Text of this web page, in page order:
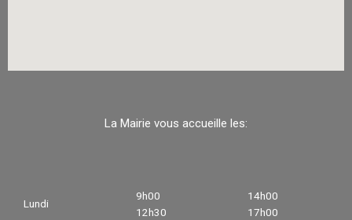
La Mairie vous accueille les:
Lundi
9h00
12h30
14h00
17h00